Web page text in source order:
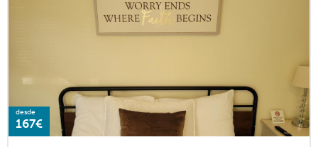
desde
167€